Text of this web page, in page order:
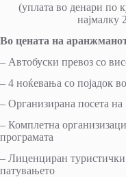
(уплата во денари по
најмалку
Во цената на
– Автобуски превоз со
– 4 ноќевања со појадок
– Организирана посета
– Комплетна
програмата
– Лиценциран
патувањето